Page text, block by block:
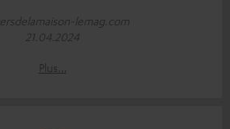
lemag.com
21.04.2024
Plus…